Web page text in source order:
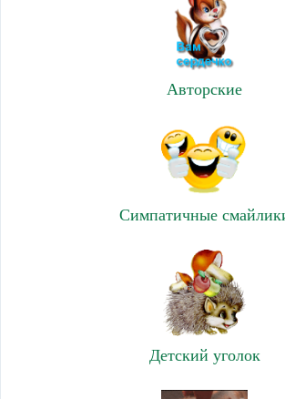
Авторские
Симпатичные
Детский уголок